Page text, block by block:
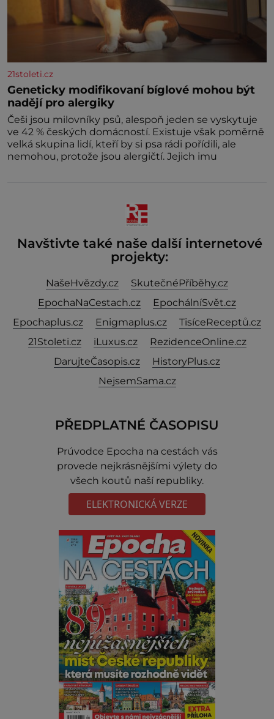
21stoleti.cz
Geneticky modifikovaní bíglové mohou být
nadějí pro alergiky
Češi jsou milovníky psů, alespoň jeden se vyskytuje
ve 42 % českých domácností. Existuje však poměrně
velká skupina lidí, kteří by si psa rádi pořídili, ale
nemohou, protože jsou alergičtí. Jejich imu
Navštivte také naše další internetové
projekty:
NašeHvězdy.cz
SkutečnéPříběhy.cz
EpochaNaCestach.cz
EpochálníSvět.cz
Epochaplus.cz
Enigmaplus.cz
TisíceReceptů.cz
21Stoleti.cz
iLuxus.cz
RezidenceOnline.cz
DarujteČasopis.cz
HistoryPlus.cz
NejsemSama.cz
PŘEDPLATNÉ ČASOPISU
Prúvodce Epocha na cestách vás
provede nejkrásnějšími výlety do
všech koutů naší republiky.
ELEKTRONICKÁ VERZE